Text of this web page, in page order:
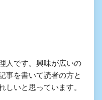
人です。興味が広いの
事を書いて読者の方と
しいと思っています。